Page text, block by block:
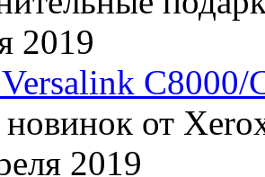
2019
C8000/
от
2019